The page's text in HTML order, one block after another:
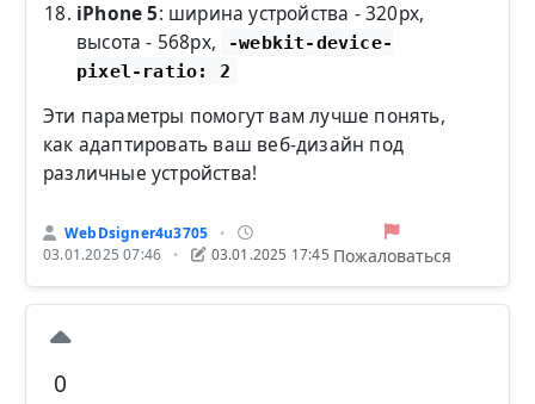
iPhone 5: ширина устройства - 320px,
высота - 568px,
-webkit-device-
pixel-ratio: 2
Эти параметры помогут вам лучше понять,
как адаптировать ваш веб-дизайн под
различные устройства!
WebDsigner4u3705 •
03.01.2025 07:46 • 03.01.2025 17:45 Пожаловаться
0